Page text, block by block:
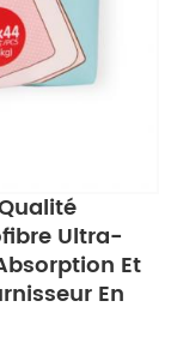
Ultra-
Et
En